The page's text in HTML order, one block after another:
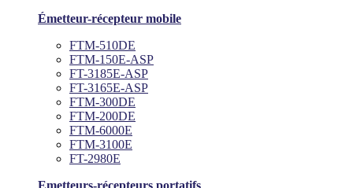
Émetteur-récepteur mobile
FTM-510DE
FTM-150E-ASP
FT-3185E-ASP
FT-3165E-ASP
FTM-300DE
FTM-200DE
FTM-6000E
FTM-3100E
FT-2980E
Emetteurs-récepteurs portatifs